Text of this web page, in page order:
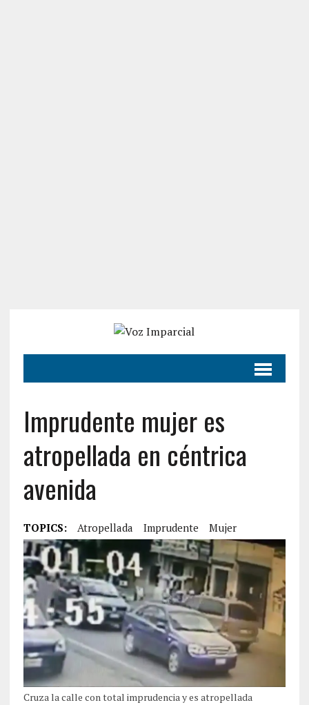
Imprudente mujer es
atropellada en céntrica
avenida
TOPICS: Atropellada Imprudente Mujer
Cruza la calle con total imprudencia y es atropellada